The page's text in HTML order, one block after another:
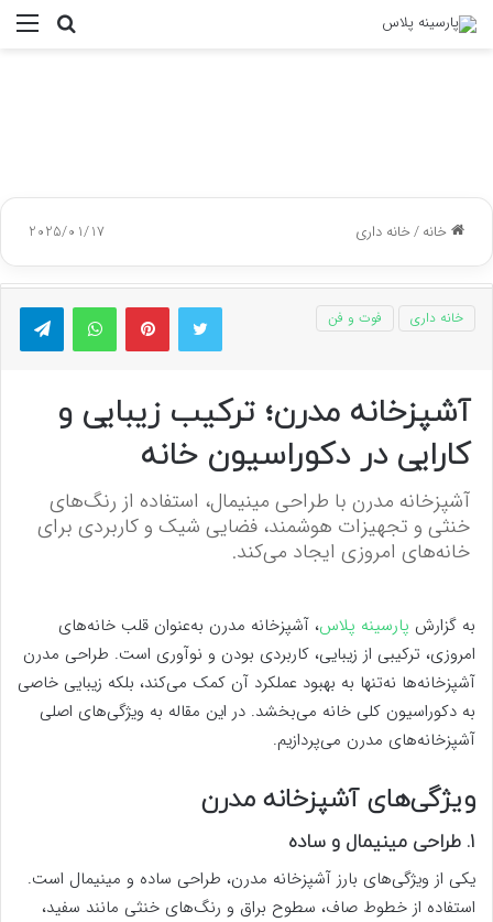
جستجو
خانه/خانه داری 2025/01/17
توییتر پینتریستواتس آپ
خانه داری فوت و فن
آشپزخانه مدرن؛ ترکیب زیبایی و
کارایی در دکوراسیون خانه
آشپزخانه مدرن با طراحی مینیمال، استفاده از رنگ‌های
خنثی و تجهیزات هوشمند، فضایی شیک و کاربردی برای
خانه‌های امروزی ایجاد می‌کند.
به گزارش پارسینه پلاس، آشپزخانه مدرن به‌عنوان قلب خانه‌های
امروزی، ترکیبی از زیبایی، کاربردی بودن و نوآوری است. طراحی مدرن
آشپزخانه‌ها نه‌تنها به بهبود عملکرد آن کمک می‌کند، بلکه زیبایی خاصی
به دکوراسیون کلی خانه می‌بخشد. در این مقاله به ویژگی‌های اصلی
آشپزخانه‌های مدرن می‌پردازیم.
ویژگی‌های آشپزخانه مدرن
۱. طراحی مینیمال و ساده
یکی از ویژگی‌های بارز آشپزخانه مدرن، طراحی ساده و مینیمال است.
استفاده از خطوط صاف، سطوح براق و رنگ‌های خنثی مانند سفید،